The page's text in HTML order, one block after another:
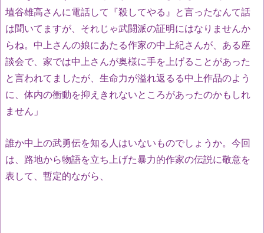
埴谷雄高さんに電話して『殺してやる』と言ったなんて話
は聞いてますが、それじゃ武闘派の証明にはなりませんか
らね。中上さんの娘にあたる作家の中上紀さんが、ある座
談会で、家では中上さんが奥様に手を上げることがあった
と言われてましたが、生命力が溢れ返るる中上作品のよう
に、体内の衝動を抑えきれないところがあったのかもしれ
ません」
誰か中上の武勇伝を知る人はいないものでしょうか。今回
は、路地から物語を立ち上げた暴力的作家の伝説に敬意を
表して、暫定的ながら、